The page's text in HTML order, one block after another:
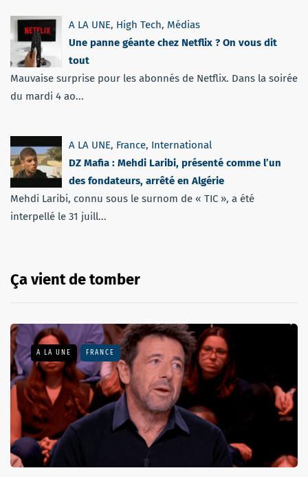
A LA UNE, High Tech, Médias
Une panne géante chez Netflix ? On vous dit
tout
Mauvaise surprise pour les abonnés de Netflix. Dans la soirée
du mardi 4 ao...
A LA UNE, France, International
DZ Mafia : Mehdi Laribi, présenté comme l’un
des fondateurs, arrêté en Algérie
Mehdi Laribi, connu sous le surnom de « TIC », a été
interpellé le 31 juill...
Ça vient de tomber
A LA UNE FRANCE